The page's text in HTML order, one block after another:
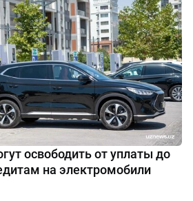
освободить от уплаты до
на электромобили